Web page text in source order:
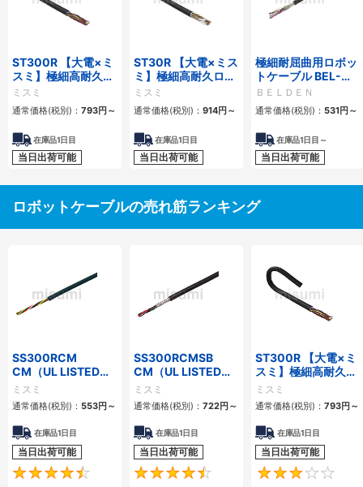
ST300R 【大電×ミ
スミ】極細高耐久ロ
ボットケーブル（シ
ールド無・有）
ミスミ
通常価格(税別)： 793円 ～
在庫品1日目
当日出荷可能
ST30R 【大電×ミス
ミ】極細高耐久ロボ
ットケーブル（シー
ルド無・有）
ミスミ
通常価格(税別)： 914円 ～
在庫品1日目
当日出荷可能
極細耐屈曲用ロボッ
トケーブル BEL-
RBT 20276シリー
ズ UL／CE シールド
有・無
ＢＥＬＤＥＮ
通常価格(税別)： 531円 ～
在庫品1日目～
当日出荷可能
ロボットケーブルの売れ筋ランキング
SS300RCM
CM（UL LISTED規
格・NEPA対応） 小
径
ミスミ
通常価格(税別)： 553円 ～
在庫品1日目
当日出荷可能
4.7
SS300RCMSB
CM（UL LISTED規
格・NEPA対応） 小
径 シールド付
ミスミ
通常価格(税別)： 722円 ～
在庫品1日目
当日出荷可能
4.5
ST300R 【大電×ミ
スミ】極細高耐久ロ
ボットケーブル（シ
ールド無・有）
ミスミ
通常価格(税別)： 793円 ～
在庫品1日目
当日出荷可能